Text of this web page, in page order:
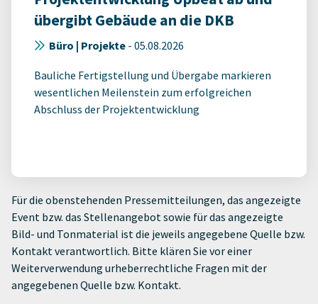
übergibt Gebäude an die DKB
Büro | Projekte - 05.08.2026
Bauliche Fertigstellung und Übergabe markieren
wesentlichen Meilenstein zum erfolgreichen
Abschluss der Projektentwicklung
Für die obenstehenden Pressemitteilungen, das angezeigte
Event bzw. das Stellenangebot sowie für das angezeigte
Bild- und Tonmaterial ist die jeweils angegebene Quelle bzw.
Kontakt verantwortlich. Bitte klären Sie vor einer
Weiterverwendung urheberrechtliche Fragen mit der
angegebenen Quelle bzw. Kontakt.